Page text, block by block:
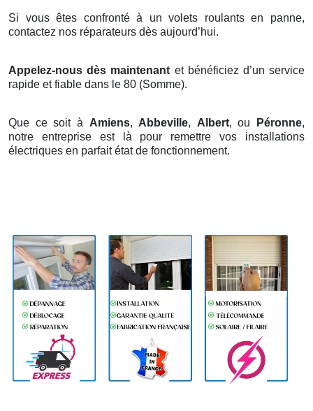
Si vous êtes confronté à un volets roulants en panne,
contactez nos réparateurs dès aujourd’hui.
Appelez-nous dès maintenant et bénéficiez d’un service
rapide et fiable dans le 80 (Somme).
Que ce soit à Amiens, Abbeville, Albert, ou Péronne,
notre entreprise est là pour remettre vos installations
électriques en parfait état de fonctionnement.